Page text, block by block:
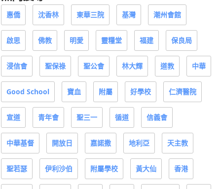
惠僑 沈香林 東華三院 基灣 潮州會館
啟思 佛教 明愛 靈糧堂 福建 保良局
浸信會 聖保祿 聖公會 林大輝 道教 中華
Good School 寶血 附屬 好學校 仁濟醫院
宣道 青年會 聖三一 循道 信義會
中華基督 開放日 嘉諾撒 地利亞 天主教
聖若瑟 伊利沙伯 附屬學校 黃大仙 香港